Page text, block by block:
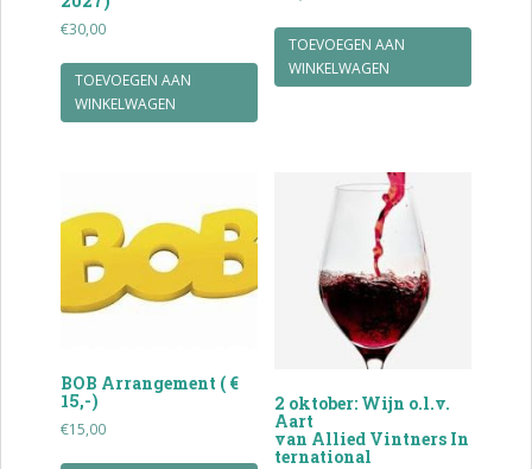
€30,00
TOEVOEGEN AAN
WINKELWAGEN
TOEVOEGEN AAN
WINKELWAGEN
BOB Arrangement ( €
15,-)
€15,00
2 oktober: Wijn o.l.v.
Aart
van Allied Vintners In
ternational